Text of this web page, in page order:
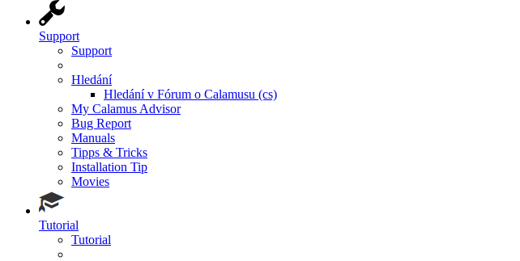
Support
Support
Hledání
Hledání v Fórum o Calamusu (cs)
My Calamus Advisor
Bug Report
Manuals
Tipps & Tricks
Installation Tip
Movies
Tutorial
Tutorial